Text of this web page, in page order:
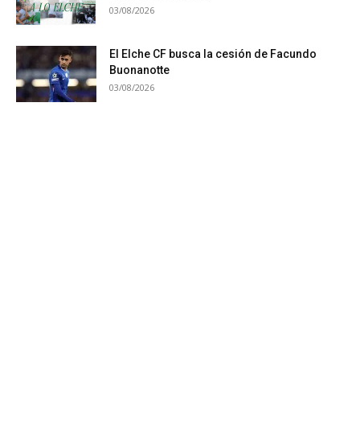
03/08/2026
El Elche CF busca la cesión de Facundo
Buonanotte
03/08/2026